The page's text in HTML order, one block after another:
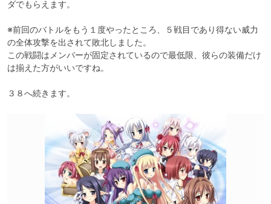
ダでもらえます。
※前回のバトルをもう１度やったところ、５戦目であり得ない威力
の全体攻撃を出されて敗北しました。
この戦闘はメンバーが固定されているので最低限、彼らの装備だけ
は揃えた方がいいですね。
３８へ続きます。